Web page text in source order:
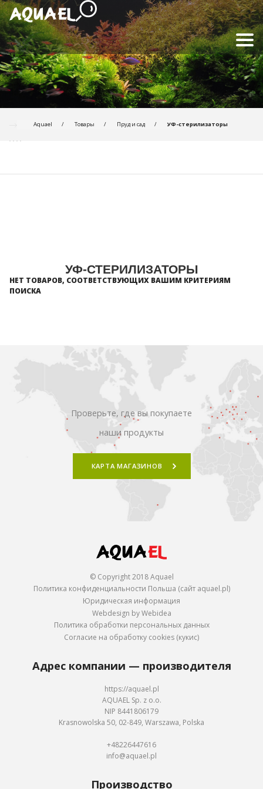
Aquael Товары Пруд и сад УФ-стерилизаторы
УФ-СТЕРИЛИЗАТОРЫ
НЕТ ТОВАРОВ, СООТВЕТСТВУЮЩИХ ВАШИМ КРИТЕРИЯМ
ПОИСКА
Проверьте, где вы покупаете
наши продукты
КАРТА МАГАЗИНОВ
© Copyright 2018 Aquael
Политика конфиденциальности Польша (сайт aquael.pl)
Юридическая информация
Webdesign by Webidea
Политика обработки персональных данных
Согласие на обработку cookies (кукис)
Адрес компании — производителя
https://aquael.pl
AQUAEL Sp. z o.o.
NIP 8441806179
Krasnowolska 50, 02-849, Warszawa, Polska
+48226447616
info@aquael.pl
Производство